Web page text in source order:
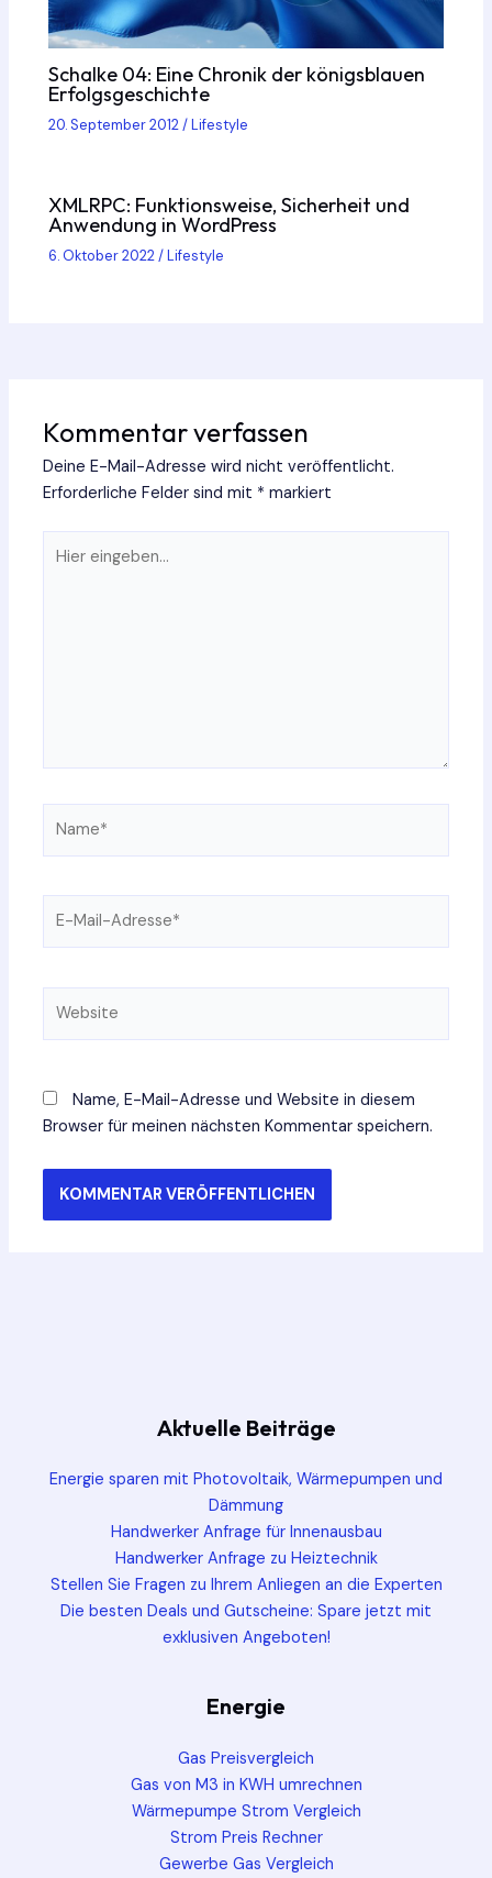
Schalke 04: Eine Chronik der königsblauen
Erfolgsgeschichte
20. September 2012/Lifestyle
XMLRPC: Funktionsweise, Sicherheit und
Anwendung in WordPress
6. Oktober 2022/Lifestyle
Kommentar verfassen
Deine E-Mail-Adresse wird nicht veröffentlicht.
Erforderliche Felder sind mit * markiert
eingeben…
Name, E-Mail-Adresse und Website in diesem
Browser für meinen nächsten Kommentar speichern.
Aktuelle Beiträge
Energie sparen mit Photovoltaik, Wärmepumpen und
Dämmung
Handwerker Anfrage für Innenausbau
Handwerker Anfrage zu Heiztechnik
Stellen Sie Fragen zu Ihrem Anliegen an die Experten
Die besten Deals und Gutscheine: Spare jetzt mit
exklusiven Angeboten!
Energie
Gas Preisvergleich
Gas von M3 in KWH umrechnen
Wärmepumpe Strom Vergleich
Strom Preis Rechner
Gewerbe Gas Vergleich